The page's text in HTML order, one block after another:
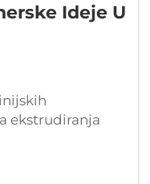
Ideje U
ekstrudiranja
Mogućnost
po mjeri